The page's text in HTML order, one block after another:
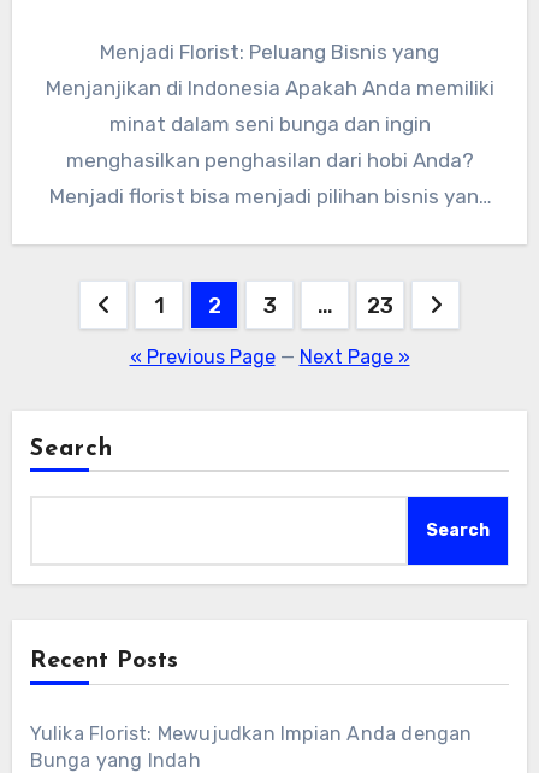
Menjadi Florist: Peluang Bisnis yang
Menjanjikan di Indonesia Apakah Anda memiliki
minat dalam seni bunga dan ingin
menghasilkan penghasilan dari hobi Anda?
Menjadi florist bisa menjadi pilihan bisnis yang
Posts
pagination
1 2 3 … 23
« Previous Page— Next Page »
Search
Search
Recent Posts
Yulika Florist: Mewujudkan Impian Anda dengan
Bunga yang Indah